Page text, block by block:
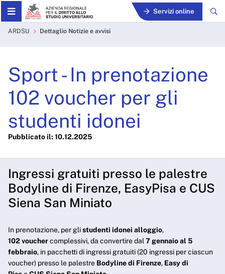
Skip to Main Content Servizi online
Sport - In prenotazione
ARDSU Dettaglio Notizie e avvisi
Sport - In prenotazione
102 voucher per gli
studenti idonei
Pubblicato il: 10.12.2025
Ingressi gratuiti presso le palestre
Bodyline di Firenze, EasyPisa e CUS
Siena San Miniato
In prenotazione, per glistudenti idonei alloggio,
102 vouchercomplessivi, da convertire dal7 gennaio al 5
febbraio, in pacchetti di ingressi gratuiti (20 ingressi per ciascun
voucher) presso le palestre Bodyline di Firenze, Easy di